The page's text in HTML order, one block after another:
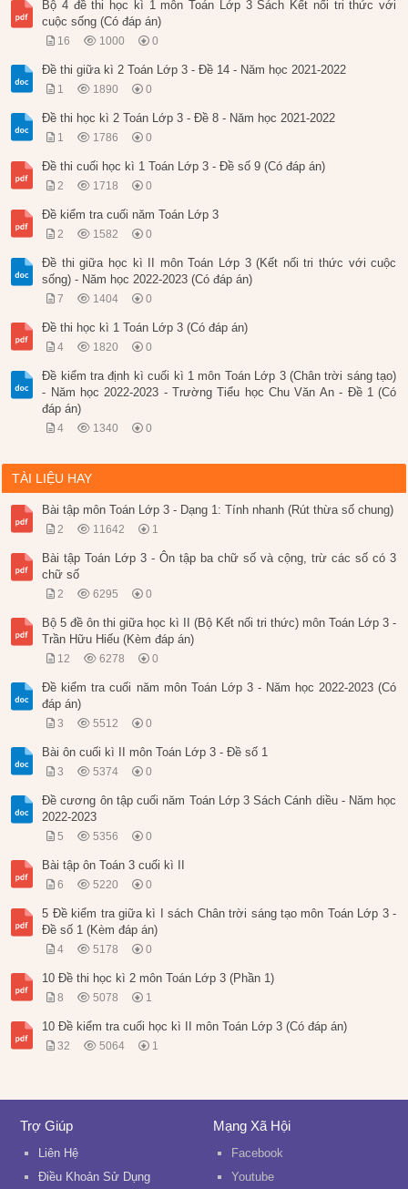
Bộ 4 đề thi học kì 1 môn Toán Lớp 3 Sách Kết nối tri thức với
cuộc sống (Có đáp án)
16 1000 0
Đề thi giữa kì 2 Toán Lớp 3 - Đề 14 - Năm học 2021-2022
1 1890 0
Đề thi học kì 2 Toán Lớp 3 - Đề 8 - Năm học 2021-2022
1 1786 0
Đề thi cuối học kì 1 Toán Lớp 3 - Đề số 9 (Có đáp án)
2 1718 0
Đề kiểm tra cuối năm Toán Lớp 3
2 1582 0
Đề thi giữa học kì II môn Toán Lớp 3 (Kết nối tri thức với cuộc
sống) - Năm học 2022-2023 (Có đáp án)
7 1404 0
Đề thi học kì 1 Toán Lớp 3 (Có đáp án)
4 1820 0
Đề kiểm tra định kì cuối kì 1 môn Toán Lớp 3 (Chân trời sáng tạo)
- Năm học 2022-2023 - Trường Tiểu học Chu Văn An - Đề 1 (Có
đáp án)
4 1340 0
TÀI LIỆU HAY
Bài tập môn Toán Lớp 3 - Dạng 1: Tính nhanh (Rút thừa số chung)
2 11642 1
Bài tập Toán Lớp 3 - Ôn tập ba chữ số và cộng, trừ các số có 3
chữ số
2 6295 0
Bộ 5 đề ôn thi giữa học kì II (Bộ Kết nối tri thức) môn Toán Lớp 3 -
Trần Hữu Hiếu (Kèm đáp án)
12 6278 0
Đề kiểm tra cuối năm môn Toán Lớp 3 - Năm học 2022-2023 (Có
đáp án)
3 5512 0
Bài ôn cuối kì II môn Toán Lớp 3 - Đề số 1
3 5374 0
Đề cương ôn tập cuối năm Toán Lớp 3 Sách Cánh diều - Năm học
2022-2023
5 5356 0
Bài tập ôn Toán 3 cuối kì II
6 5220 0
5 Đề kiểm tra giữa kì I sách Chân trời sáng tạo môn Toán Lớp 3 -
Đề số 1 (Kèm đáp án)
4 5178 0
10 Đề thi học kì 2 môn Toán Lớp 3 (Phần 1)
8 5078 1
10 Đề kiểm tra cuối học kì II môn Toán Lớp 3 (Có đáp án)
32 5064 1
Trợ Giúp
Liên Hệ
Điều Khoản Sử Dụng
Mạng Xã Hội
Facebook
Youtube